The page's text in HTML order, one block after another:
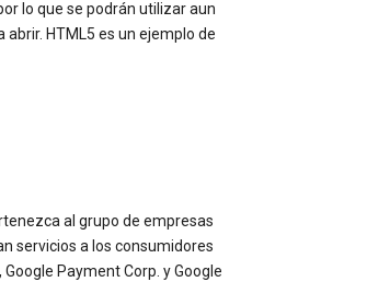
lo que se podrán utilizar aun
HTML5 es un ejemplo de
al grupo de empresas
servicios a los consumidores
Payment Corp. y Google